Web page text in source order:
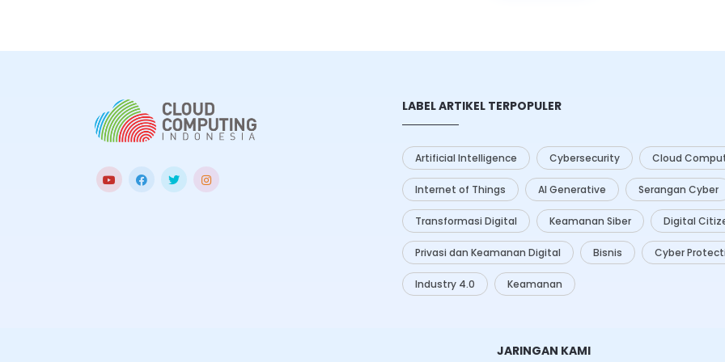
LABEL ARTIKEL TERPOPULER
Artificial Intelligence Cybersecurity Cloud
Internet of Things AI Generative Serangan Cyber
Transformasi Digital Keamanan Siber Digital
Privasi dan Keamanan Digital Bisnis Cyber
Industry 4.0 Keamanan
JARINGAN KAMI